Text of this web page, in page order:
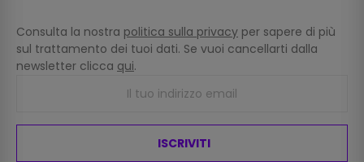
Consulta la nostra politica sulla privacy per sapere di più
sul trattamento dei tuoi dati. Se vuoi cancellarti dalla
newsletter clicca qui.
ISCRIVITI